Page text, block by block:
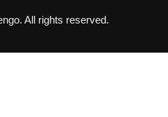
All rights reserved.